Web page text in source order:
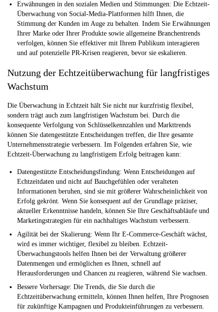
Erwähnungen in den sozialen Medien und Stimmungen: Die Echtzeit-
Überwachung von Social-Media-Plattformen hilft Ihnen, die
Stimmung der Kunden im Auge zu behalten. Indem Sie Erwähnungen
Ihrer Marke oder Ihrer Produkte sowie allgemeine Branchentrends
verfolgen, können Sie effektiver mit Ihrem Publikum interagieren
und auf potenzielle PR-Krisen reagieren, bevor sie eskalieren.
Nutzung der Echtzeitüberwachung für langfristiges
Wachstum
Die Überwachung in Echtzeit hält Sie nicht nur kurzfristig flexibel,
sondern trägt auch zum langfristigen Wachstum bei. Durch die
konsequente Verfolgung von Schlüsselkennzahlen und Markttrends
können Sie datengestützte Entscheidungen treffen, die Ihre gesamte
Unternehmensstrategie verbessern. Im Folgenden erfahren Sie, wie
Echtzeit-Überwachung zu langfristigem Erfolg beitragen kann:
Datengestützte Entscheidungsfindung: Wenn Entscheidungen auf
Echtzeitdaten und nicht auf Bauchgefühlen oder veralteten
Informationen beruhen, sind sie mit größerer Wahrscheinlichkeit von
Erfolg gekrönt. Wenn Sie konsequent auf der Grundlage präziser,
aktueller Erkenntnisse handeln, können Sie Ihre Geschäftsabläufe und
Marketingstrategien für ein nachhaltiges Wachstum verbessern.
Agilität bei der Skalierung: Wenn Ihr E-Commerce-Geschäft wächst,
wird es immer wichtiger, flexibel zu bleiben. Echtzeit-
Überwachungstools helfen Ihnen bei der Verwaltung größerer
Datenmengen und ermöglichen es Ihnen, schnell auf
Herausforderungen und Chancen zu reagieren, während Sie wachsen.
Bessere Vorhersage: Die Trends, die Sie durch die
Echtzeitüberwachung ermitteln, können Ihnen helfen, Ihre Prognosen
für zukünftige Kampagnen und Produkteinführungen zu verbessern.